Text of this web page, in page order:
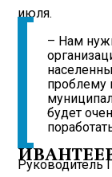
июля.
– Нам
проблему
будет
Руководитель